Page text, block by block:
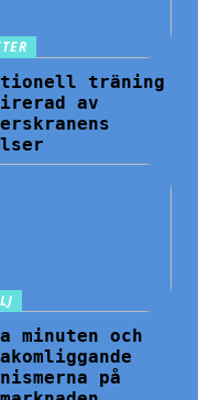
träning
av
minuten och
på